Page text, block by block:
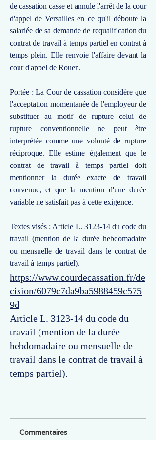
de cassation casse et annule l'arrêt de la cour
d'appel de Versailles en ce qu'il déboute la
salariée de sa demande de requalification du
contrat de travail à temps partiel en contrat à
temps plein. Elle renvoie l'affaire devant la
cour d'appel de Rouen.
Portée : La Cour de cassation considère que
l'acceptation momentanée de l'employeur de
substituer au motif de rupture celui de
rupture conventionnelle ne peut être
interprétée comme une volonté de rupture
réciproque. Elle estime également que le
contrat de travail à temps partiel doit
mentionner la durée exacte de travail
convenue, et que la mention d'une durée
variable ne satisfait pas à cette exigence.
Textes visés : Article L. 3123-14 du code du
travail (mention de la durée hebdomadaire
ou mensuelle de travail dans le contrat de
travail à temps partiel).
https://www.courdecassation.fr/de
cision/6079c7da9ba5988459c575
9d
Article L. 3123-14 du code du
travail (mention de la durée
hebdomadaire ou mensuelle de
travail dans le contrat de travail à
temps partiel).
Commentaires